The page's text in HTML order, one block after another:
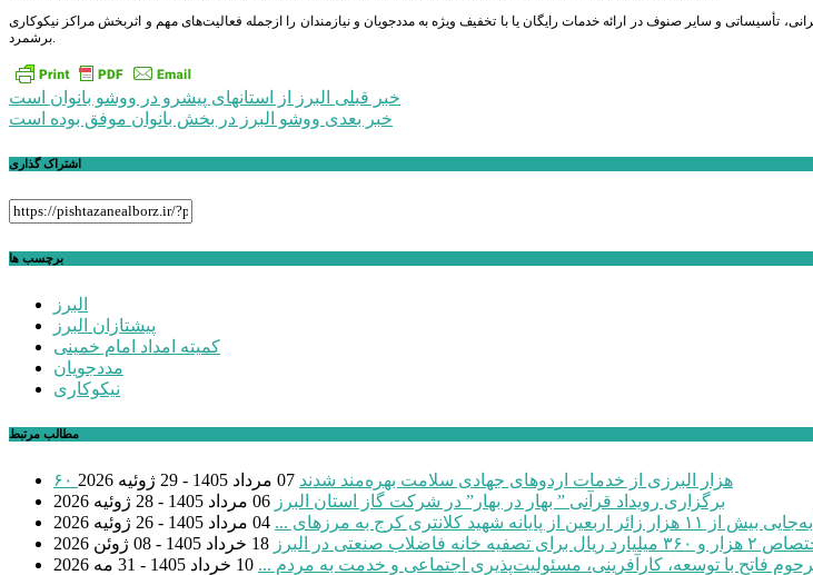
تأسیساتی و سایر صنوف در ارائه خدمات رایگان یا با تخفیف ویژه به مددجویان و نیازمندان را ازجمله فعالیت‌های مهم و اثربخش مراکز نیکوکاری
برشمرد.
راهبری
نوشته
خبر قبلی البرز از استانهای پیشرو در ووشو بانوان است
خبر بعدی ووشو البرز در بخش بانوان موفق بوده است
اشتراک گذاری
برچسب ها
البرز
پیشتازان البرز
کمیته امداد امام خمینی
مددجویان
نیکوکاری
مطالب مرتبط
۶۰ هزار البرزی از خدمات اردوهای جهادی سلامت بهره‌مند شدند 07 مرداد 1405 - 29 ژوئیه 2026
برگزاری رویداد قرآنی ” بهار در بهار” در شرکت گاز استان البرز 06 مرداد 1405 - 28 ژوئیه 2026
از ۱۱ هزار زائر اربعین از پایانه شهید کلانتری کرج به مرزهای ...
04 مرداد 1405 - 26 ژوئیه 2026
و ۳۶۰ میلیارد ریال برای تصفیه خانه فاضلاب صنعتی در البرز
18 خرداد 1405 - 08 ژوئن 2026
فاتح با توسعه، کارآفرینی، مسئولیت‌پذیری اجتماعی و خدمت به مردم ... 10 خرداد 1405 - 31 مه 2026